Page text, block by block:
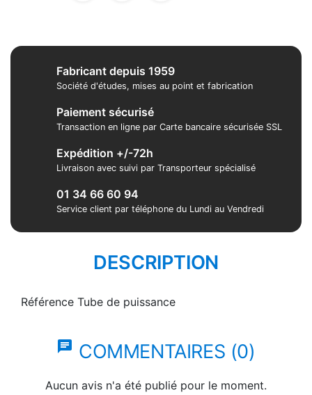
Fabricant depuis 1959
Société d'études, mises au point et fabrication
Paiement sécurisé
Transaction en ligne par Carte bancaire sécurisée SSL
Expédition +/-72h
Livraison avec suivi par Transporteur spécialisé
01 34 66 60 94
Service client par téléphone du Lundi au Vendredi
DESCRIPTION
Référence Tube de puissance
chat COMMENTAIRES (0)
Aucun avis n'a été publié pour le moment.